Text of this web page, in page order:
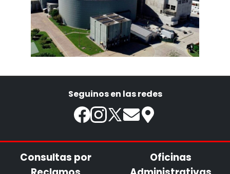
Seguinos en las redes
Consultas por
Oficinas